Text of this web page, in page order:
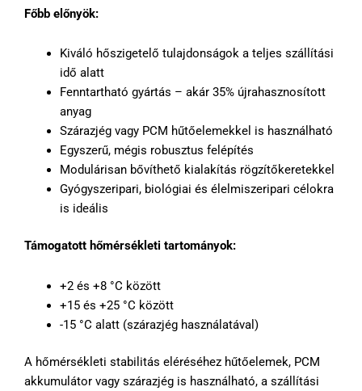
Főbb előnyök:
Kiváló hőszigetelő tulajdonságok a teljes szállítási
idő alatt
Fenntartható gyártás – akár 35% újrahasznosított
anyag
Szárazjég vagy PCM hűtőelemekkel is használható
Egyszerű, mégis robusztus felépítés
Modulárisan bővíthető kialakítás rögzítőkeretekkel
Gyógyszeripari, biológiai és élelmiszeripari célokra
is ideális
Támogatott hőmérsékleti tartományok:
+2 és +8 °C között
+15 és +25 °C között
-15 °C alatt (szárazjég használatával)
A hőmérsékleti stabilitás eléréséhez hűtőelemek, PCM
akkumulátor vagy szárazjég is használható, a szállítási